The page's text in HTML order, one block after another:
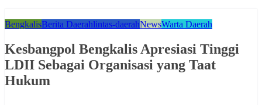
BengkalisBerita Daerahlintas-daerahNewsWarta Daerah
Kesbangpol Bengkalis Apresiasi Tinggi
LDII Sebagai Organisasi yang Taat
Hukum